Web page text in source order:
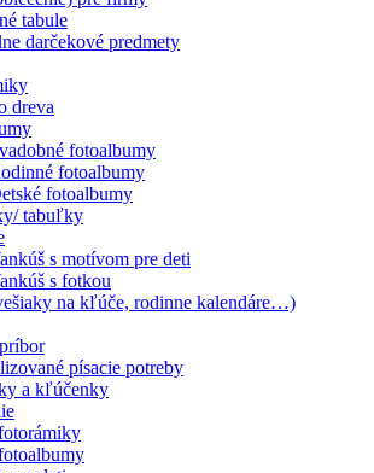
tabule
darčekové predmety
dreva
fotoalbumy
fotoalbumy
fotoalbumy
tabuľky
s motívom pre deti
s fotkou
na kľúče, rodinne kalendáre…)
písacie potreby
a kľúčenky